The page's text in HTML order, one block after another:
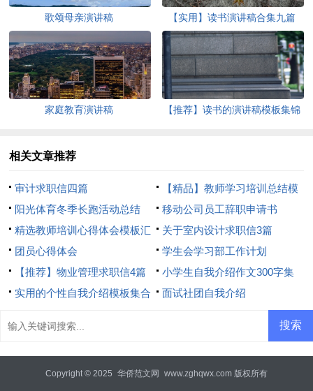
歌颂母亲演讲稿 【实用】读书演讲稿合集九篇
家庭教育演讲稿
【推荐】读书的演讲稿模板集锦
相关文章推荐
审计求职信四篇
【精品】教师学习培训总结模
板8篇
阳光体育冬季长跑活动总结
移动公司员工辞职申请书
精选教师培训心得体会模板汇
总8篇
关于室内设计求职信3篇
团员心得体会
学生会学习部工作计划
【推荐】物业管理求职信4篇
小学生自我介绍作文300字集
合7篇
实用的个性自我介绍模板集合
面试社团自我介绍
Copyright © 2025 华侨范文网 www.zghqwx.com 版权所有